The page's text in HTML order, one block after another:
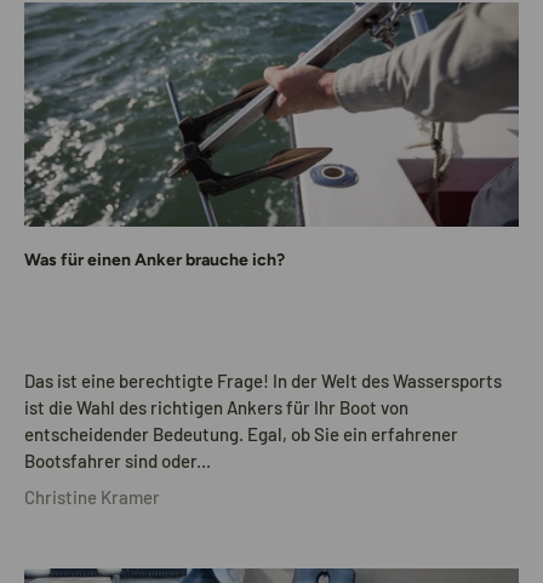
Was für einen Anker brauche ich?
Das ist eine berechtigte Frage! In der Welt des Wassersports
ist die Wahl des richtigen Ankers für Ihr Boot von
entscheidender Bedeutung. Egal, ob Sie ein erfahrener
Bootsfahrer sind oder...
Christine Kramer